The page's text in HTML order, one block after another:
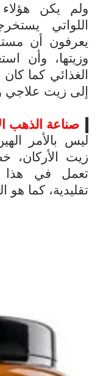
ولم يكن
اللواتي
يعرفون أن
وزيتها، وأن
الغذائي كما
إلى زيت علاجي
صناعة الذهب
ليس بالأمر
زيت الأركان،
تعمل في هذا
تقليدية، كما هو